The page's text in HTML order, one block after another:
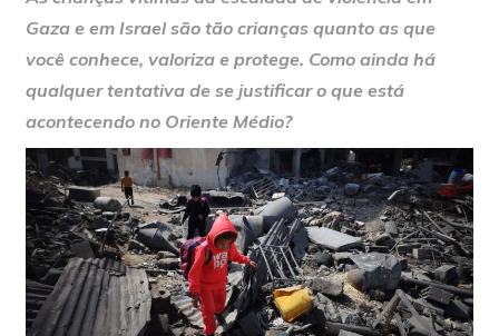
Gaza e em Israel são tão crianças quanto as que
você conhece, valoriza e protege. Como ainda há
qualquer tentativa de se justificar o que está
acontecendo no Oriente Médio?